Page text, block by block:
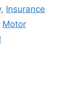
, Insurance
Motor